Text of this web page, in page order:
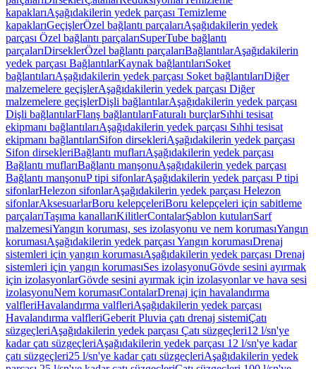
kapaklarıAşağıdakilerin yedek parçası Temizleme
kapaklarıGeçişlerÖzel bağlantı parçalarıAşağıdakilerin yedek
parçası Özel bağlantı parçalarıSuperTube bağlantı
parçalarıDirseklerÖzel bağlantı parçalarıBağlantılarAşağıdakilerin
yedek parçası BağlantılarKaynak bağlantılarıSoket
bağlantılarıAşağıdakilerin yedek parçası Soket bağlantılarıDiğer
malzemelere geçişlerAşağıdakilerin yedek parçası Diğer
malzemelere geçişlerDişli bağlantılarAşağıdakilerin yedek parçası
Dişli bağlantılarFlanş bağlantılarıFaturalı burçlarSıhhi tesisat
ekipmanı bağlantılarıAşağıdakilerin yedek parçası Sıhhi tesisat
ekipmanı bağlantılarıSifon dirsekleriAşağıdakilerin yedek parçası
Sifon dirsekleriBağlantı muflarıAşağıdakilerin yedek parçası
Bağlantı muflarıBağlantı manşonuAşağıdakilerin yedek parçası
Bağlantı manşonuP tipi sifonlarAşağıdakilerin yedek parçası P tipi
sifonlarHelezon sifonlarAşağıdakilerin yedek parçası Helezon
sifonlarAksesuarlarBoru kelepçeleriBoru kelepçeleri için sabitleme
parçalarıTaşıma kanallarıKilitlerContalarŞablon kutularıSarf
malzemesiYangın koruması, ses izolasyonu ve nem korumasıYangın
korumasıAşağıdakilerin yedek parçası Yangın korumasıDrenaj
sistemleri için yangın korumasıAşağıdakilerin yedek parçası Drenaj
sistemleri için yangın korumasıSes izolasyonuGövde sesini ayırmak
için izolasyonlarGövde sesini ayırmak için izolasyonlar ve hava sesi
izolasyonuNem korumasıContalarDrenaj için havalandırma
valfleriHavalandırma valfleriAşağıdakilerin yedek parçası
Havalandırma valfleriGeberit Pluvia çatı drenaj sistemiÇatı
süzgeçleriAşağıdakilerin yedek parçası Çatı süzgeçleri12 l/sn'ye
kadar çatı süzgeçleriAşağıdakilerin yedek parçası 12 l/sn'ye kadar
çatı süzgeçleri25 l/sn'ye kadar çatı süzgeçleriAşağıdakilerin yedek